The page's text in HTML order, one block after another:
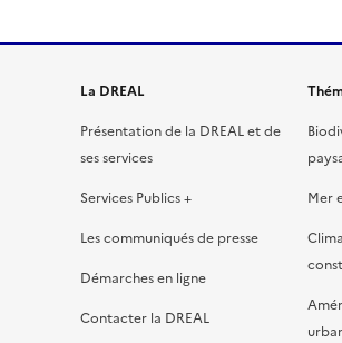
La DREAL
Présentation de la DREAL et de
ses services
Services Publics +
Les communiqués de presse
Démarches en ligne
Contacter la DREAL
Mer